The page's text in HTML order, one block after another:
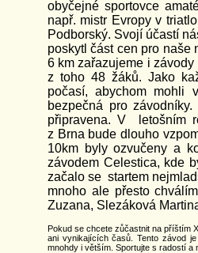
obyčejné sportovce
např. mistr Evropy v
Podborský. Svojí účastí
poskytl část cen pro naše
6 km zařazujeme i
z toho 48 žáků. Jako
počasí, abychom mohli
bezpečná pro
připravena. V letošním
z Brna bude dlouho
10km byly ozvučeny a
závodem Celestica, kde
začalo se startem
mnoho ale přesto
Zuzana, Slezáková
Pokud se chcete zůčastnit na příštím
ani vynikajících časů. Tento závod
mnohdy i větším. Sportujte s radostí